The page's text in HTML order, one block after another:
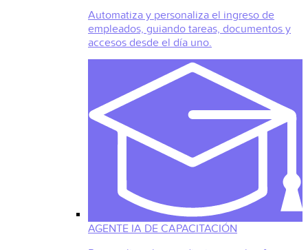
Automatiza y personaliza el ingreso de
empleados, guiando tareas, documentos y
accesos desde el día uno.
AGENTE IA DE CAPACITACIÓN